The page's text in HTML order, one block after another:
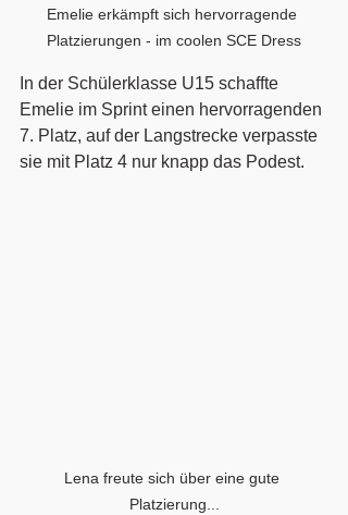
Emelie erkämpft sich hervorragende
Platzierungen - im coolen SCE Dress
In der Schülerklasse U15 schaffte
Emelie im Sprint einen hervorragenden
7. Platz, auf der Langstrecke verpasste
sie mit Platz 4 nur knapp das Podest.
Lena freute sich über eine gute
Platzierung...